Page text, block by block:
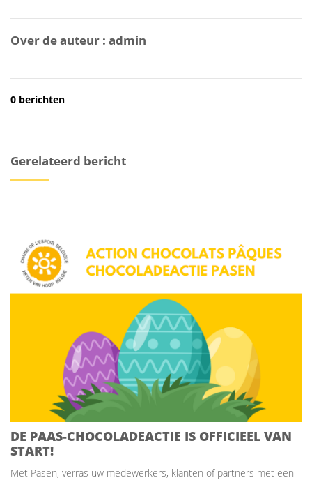
Over de auteur : admin
0 berichten
Gerelateerd bericht
DE PAAS-CHOCOLADEACTIE IS OFFICIEEL VAN
START!
Met Pasen, verras uw medewerkers, klanten of partners met een